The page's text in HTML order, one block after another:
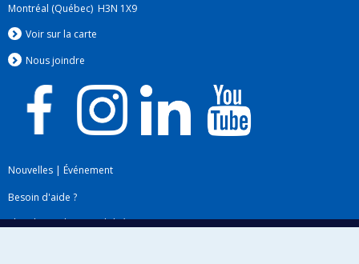
Montréal (Québec) H3N 1X9
Voir sur la carte
Nous joindre
Nouvelles | Événement
Besoin d'aide ?
Plan du site|Accessibilité